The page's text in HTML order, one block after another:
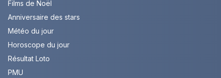
Films de Noël
Anniversaire des stars
Météo du jour
Horoscope du jour
Résultat Loto
PMU